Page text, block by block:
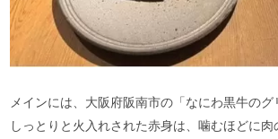
メインには、大阪府阪南市の「なにわ黒牛のグ
しっとりと火入れされた赤身は、噛むほどに肉